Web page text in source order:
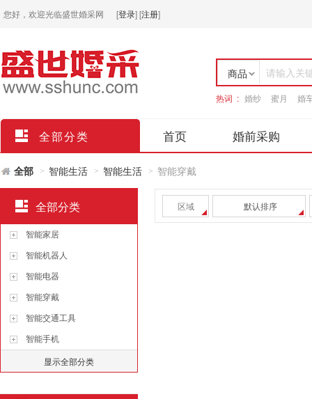
您好，欢迎光临盛世婚采网 [登录][注册]
商品
店铺
请输入关
热词 : 婚纱 蜜月 婚
全部分类 首页 婚前采购
全部 > 智能生活 > 智能生活 > 智能穿戴
区域 默认排序
全部分类
智能家居
智能机器人
智能电器
智能穿戴
智能交通工具
智能手机
显示全部分类